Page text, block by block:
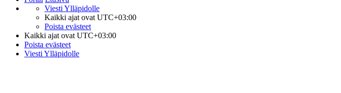
Viesti Ylläpidolle
Kaikki ajat ovat UTC+03:00
Poista evästeet
Kaikki ajat ovat UTC+03:00
Poista evästeet
Viesti Ylläpidolle